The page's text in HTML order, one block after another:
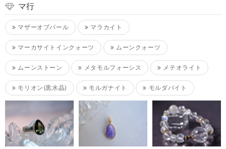
マ行
マザーオブパール マラカイト
マーカサイトインクォーツ ムーンクォーツ
ムーンストーン メタモルフォーシス メテオライト
モリオン(黒水晶) モルガナイト モルダバイト